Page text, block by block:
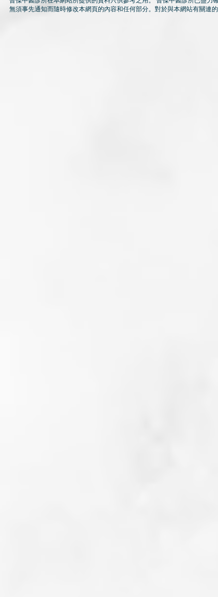
無須事先通知而隨時修改本網頁的內容和任何部分。對於與本網站有關連